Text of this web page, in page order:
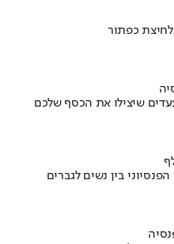
כפתור
שיצילו את הכסף שלכם
בין נשים לגברים